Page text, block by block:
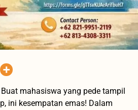
Buat mahasiswa yang pede tampil
ini kesempatan emas! Dalam